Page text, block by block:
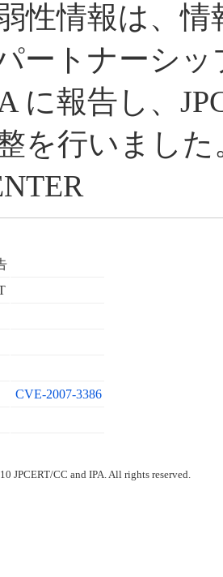
性情報は、
ートナーシ
に報告し、
を行いまし
CVE-2007-3386
JPCERT/CC and IPA. All rights reserved.